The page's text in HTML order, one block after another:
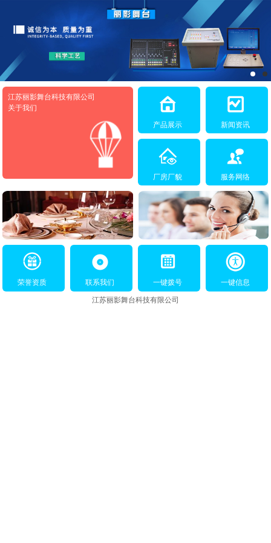
江苏丽影舞台科技有限公司
关于我们
产品展示
新闻资讯
厂房厂貌 服务网络
荣誉资质 联系我们 一键拨号 一键信息
江苏丽影舞台科技有限公司